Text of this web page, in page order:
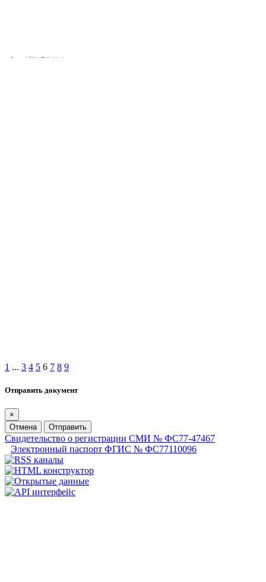
1 ... 3 4 5 6 7 8 9
Отправить документ
×
Отмена
Отправить
Свидетельство о регистрации СМИ № ФС77-47467
Электронный паспорт ФГИС № ФС77110096